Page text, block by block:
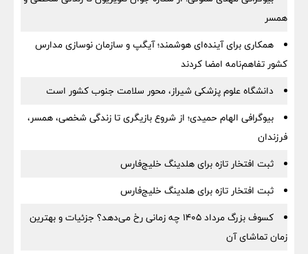
همسر
همکاری برای آینده‌ای هوشمند؛ آیگپ و سازمان نوسازی مدارس
کشور تفاهم‌نامه امضا کردند
دانشگاه علوم پزشکی شیراز، محور سلامت جنوب کشور است
بیوگرافی الهام حمیدی؛ از شروع بازیگری تا زندگی شخصی، همسر،
فرزندان
ثبت افتخار تازه برای هلدینگ خلیج‌فارس
ثبت افتخار تازه برای هلدینگ خلیج‌فارس
کسوف بزرگ مرداد ۱۴۰۵ چه زمانی رخ می‌دهد؟ جزئیات و بهترین
زمان تماشای آن